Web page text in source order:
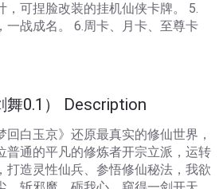
，可捏脸改装的挂机仙侠卡牌。 5.
一战成名。 6.周卡、月卡、至尊卡
舞0.1） Description
回白玉京》还原最真实的修仙世界，
普通的平凡的修炼者开宗立派，运转
打造灵性仙兵、参悟修仙秘法，我欲